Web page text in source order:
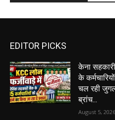
EDITOR PICKS
केना
के
चल रही
ब्रांच...
August 5, 2026